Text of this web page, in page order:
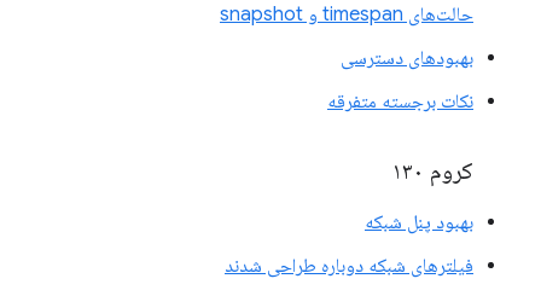
حالت‌های timespan و snapshot
بهبودهای دسترسی
نکات برجسته متفرقه
کروم ۱۳۰
بهبود پنل شبکه
فیلترهای شبکه دوباره طراحی شدند